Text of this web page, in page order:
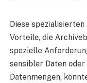
Diese
Vorteile, die
spezielle
sensibler Daten
Datenmengen,